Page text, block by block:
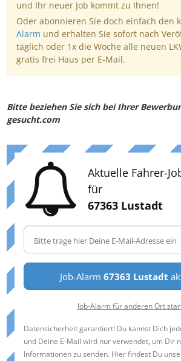
und Ihr neuer Job kommt zu Ihnen!
Oder abonnieren Sie doch einfach den
Alarm und erhalten Sie sofort nach
täglich oder 1x die Woche alle neuen
gratis frei Haus per E-Mail.
Bitte beziehen Sie sich bei Ihrer
gesucht.com
Aktuelle Fahrer-
für
67363 Lustadt
Job-Alarm 67363 Lustadt
Job-Alarm für anderen Ort
Datensicherheit garantiert! Du kannst Dich
und Deine E-Mail wird nur verwendet, um Dir
Informationen zu senden. Hier findest Du